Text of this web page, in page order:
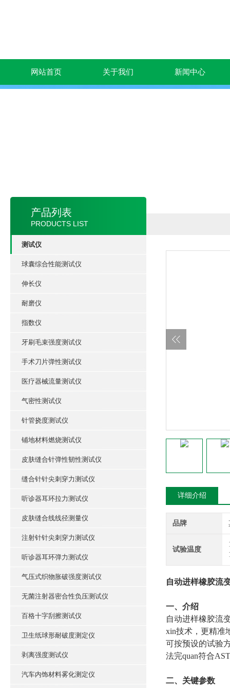
网站首页 关于我们 新闻中心
产品列表
PRODUCTS LIST
测试仪
球囊综合性能测试仪
伸长仪
耐磨仪
指数仪
牙刷毛束强度测试仪
手术刀片弹性测试仪
医疗器械流量测试仪
气密性测试仪
针管挠度测试仪
铺地材料燃烧测试仪
皮肤缝合针弹性韧性测试仪
缝合针针尖刺穿力测试仪
听诊器耳环拉力测试仪
皮肤缝合线线径测量仪
注射针针尖刺穿力测试仪
听诊器耳环弹力测试仪
气压式织物胀破强度测试仪
无菌注射器密合性负压测试仪
百格十字刮擦测试仪
卫生纸球形耐破度测定仪
剥离强度测试仪
汽车内饰材料雾化测定仪
详细介绍
品牌
试验温度
自动进样橡胶流
‌一、介绍
自动进样橡胶流
xin技术，更精准
可按预设的试验
法完quan符合
‌二、关键参数